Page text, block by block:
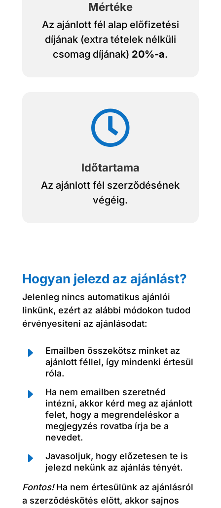
Mértéke
Az ajánlott fél alap előfizetési
díjának (extra tételek nélküli
csomag díjának) 20%-a.

Időtartama
Az ajánlott fél szerződésének
végéig.
Hogyan jelezd az ajánlást?
Jelenleg nincs automatikus ajánlói
linkünk, ezért az alábbi módokon tudod
érvényesíteni az ajánlásodat:
E
Emailben összekötsz minket az
ajánlott féllel, így mindenki értesül
róla.
E
Ha nem emailben szeretnéd
intézni, akkor kérd meg az ajánlott
felet, hogy a megrendeléskor a
megjegyzés rovatba írja be a
nevedet.
E
Javasoljuk, hogy előzetesen te is
jelezd nekünk az ajánlás tényét.
Fontos!Ha nem értesülünk az ajánlásról
a szerződéskötés előtt, akkor sajnos